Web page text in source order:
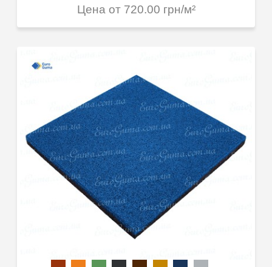
Цена от 720.00 грн/м²